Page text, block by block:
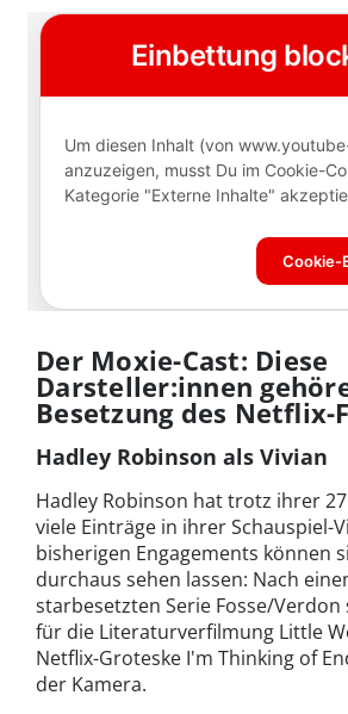
Der Moxie-Cast: Diese
Darsteller:innen
Besetzung des Netflix-
Hadley Robinson als Vivian
Hadley Robinson hat trotz ihrer
viele Einträge in ihrer Schauspiel-
bisherigen Engagements können
durchaus sehen lassen: Nach
starbesetzten Serie Fosse/Verdon
für die Literaturverfilmung Little
Netflix-Groteske I'm Thinking of
der Kamera.